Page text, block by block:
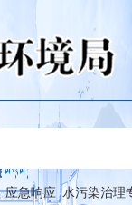
应急响应 水污染治理